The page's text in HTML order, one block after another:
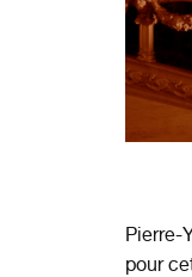
Pierre-
pour